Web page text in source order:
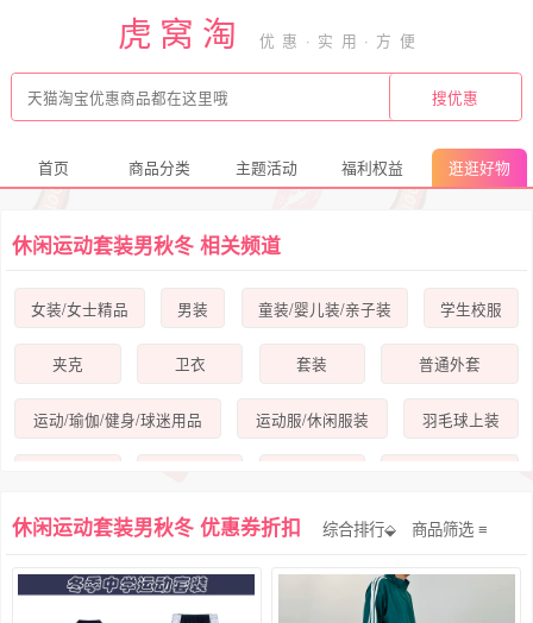
虎窝淘
首页 商品分类 主题活动 福利权益 逛逛好物
休闲运动套装男秋冬 相关频道
女装/女士精品 男装 童装/婴儿装/亲子装 学生校服
夹克 卫衣 套装 普通外套
运动/瑜伽/健身/球迷用品 运动服/休闲服装 羽毛球上装
时尚套装
休闲运动套装男秋冬 优惠券折扣 综合排行⬙ 商品筛选